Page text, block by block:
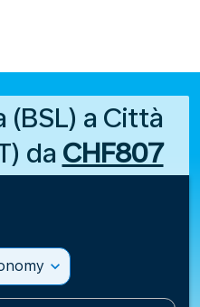
(BSL) a Città
da CHF807
expand_more